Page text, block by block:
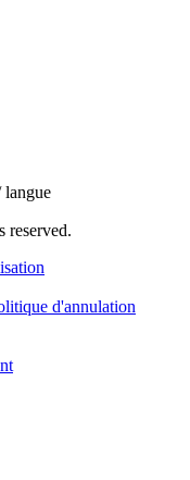
langue
reserved.
d'annulation